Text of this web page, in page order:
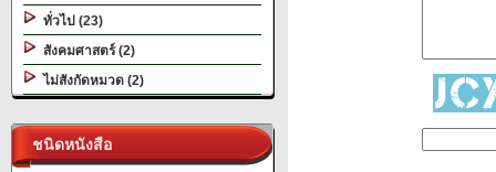
ทั่วไป (23)
สังคมศาสตร์ (2)
ไม่สังกัดหมวด (2)
ชนิดหนังสือ